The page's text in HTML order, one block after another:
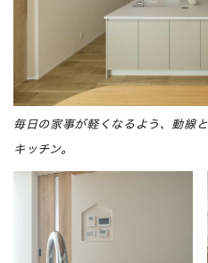
毎日の家事が軽くなるよう、動線
キッチン。